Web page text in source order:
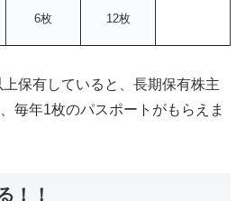
6枚 12枚
保有していると、長期保有株主
毎年1枚のパスポートがもらえま
！！